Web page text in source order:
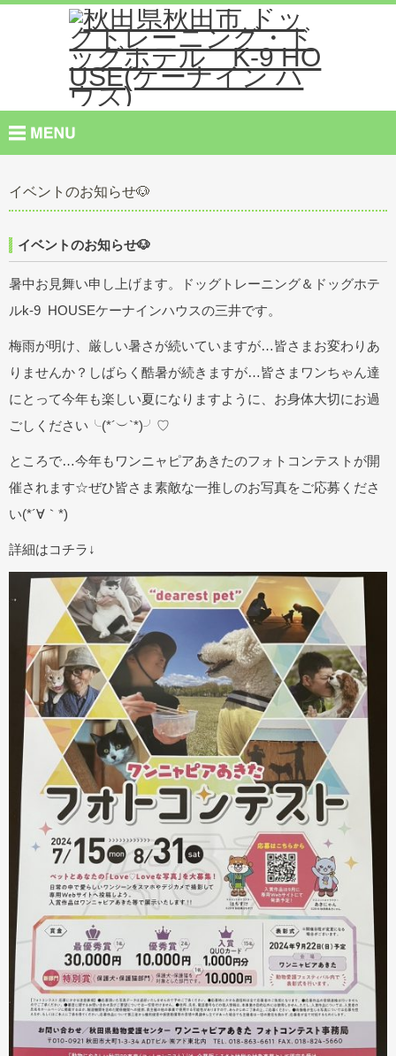
イベントのお知らせ🐶
イベントのお知らせ🐶
暑中お見舞い申し上げます。ドッグトレーニング＆ドッグホテ
ルk-9 HOUSEケーナインハウスの三井です。
梅雨が明け、厳しい暑さが続いていますが…皆さまお変わりあ
りませんか？しばらく酷暑が続きますが…皆さまワンちゃん達
にとって今年も楽しい夏になりますように、お身体大切にお過
ごしください╰(*´︶`*)╯♡
ところで…今年もワンニャピアあきたのフォトコンテストが開
催されます☆ぜひ皆さま素敵な一推しのお写真をご応募くださ
い(*´∀｀*)
詳細はコチラ↓